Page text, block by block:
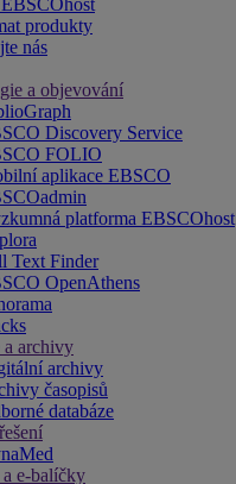
produkty
nás
a objevování
Discovery Service
FOLIO
aplikace EBSCO
platforma EBSCOhost
Text Finder
OpenAthens
a archivy
archivy
časopisů
databáze
e-balíčky